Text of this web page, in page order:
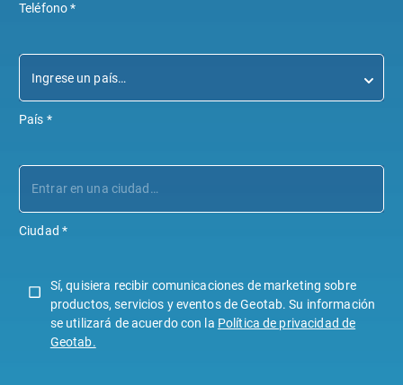
Teléfono *
País *
Ciudad *
Sí, quisiera recibir comunicaciones de marketing sobre
productos, servicios y eventos de Geotab. Su información
se utilizará de acuerdo con la Política de privacidad de
Geotab.